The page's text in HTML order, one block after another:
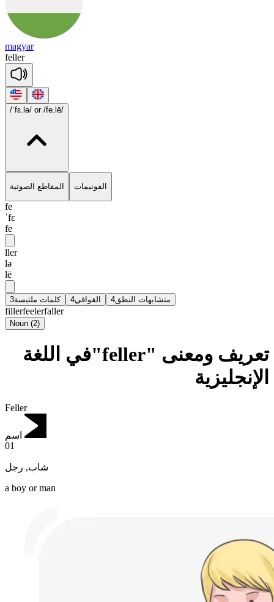
magyar
feller
/ˈfɛ.lə/ or /fe.lē/
المقاطع الصوتية الفونيمات
fe
ˈfɛ
fe
ller
lə
lē
كلمات ملتبسة3 القوافي4 متشابهات النطق4
fillerfeelerfaller
Noun (2)
تعريف ومعنى "feller"في اللغة
الإنجليزية
Feller
اسم
01
شاب, رجل
a boy or man